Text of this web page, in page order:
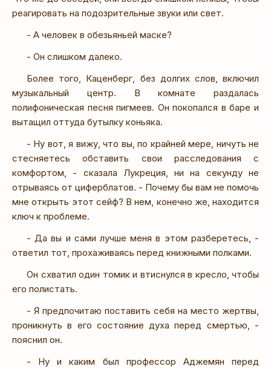
реагировать на подозрительные звуки или свет.
- А человек в обезьяньей маске?
- Он слишком далеко.
Более того, Каценберг, без долгих слов, включил
музыкальный центр. В комнате раздалась
полифоническая песня пигмеев. Он покопался в баре и
вытащил оттуда бутылку коньяка.
- Ну вот, я вижу, что вы, по крайней мере, ничуть не
стесняетесь обставить свои расследования с
комфортом, - сказала Лукреция, ни на секунду не
отрываясь от циферблатов. - Почему бы вам не помочь
мне открыть этот сейф? В нем, конечно же, находится
ключ к проблеме.
- Да вы и сами лучше меня в этом разберетесь, -
ответил тот, прохаживаясь перед книжными полками.
Он схватил один томик и втиснулся в кресло, чтобы
его полистать.
- Я предпочитаю поставить себя на место жертвы,
проникнуть в его состояние духа перед смертью, -
пояснил он.
- Ну и каким был профессор Аджемян перед